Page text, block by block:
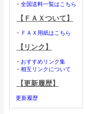
・ 全国送料一覧はこちら
【ＦＡＸついて】
・ ＦＡＸ用紙はこちら
【リンク】
・ おすすめリンク集
・ 相互リンクについて
【更新履歴】
更新履歴